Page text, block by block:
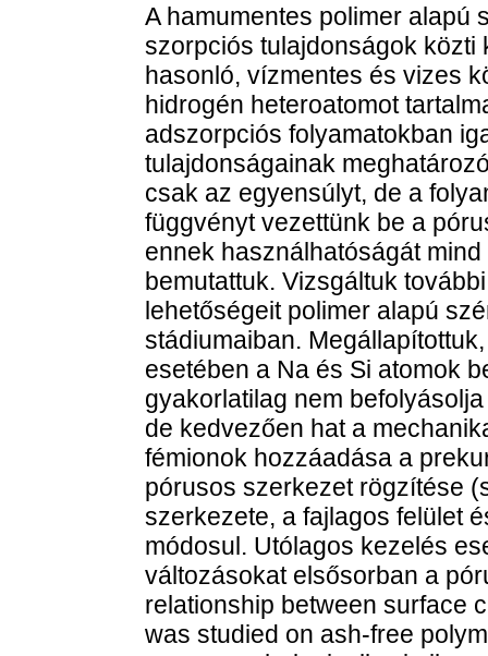
A hamumentes polimer alapú
szorpciós tulajdonságok közti
hasonló, vízmentes és vizes
hidrogén heteroatomot
adszorpciós folyamatokban
tulajdonságainak
csak az egyensúlyt, de a
függvényt vezettünk be a
ennek használhatóságát
bemutattuk. Vizsgáltuk
lehetőségeit polimer alapú
stádiumaiban.
esetében a Na és Si atomok
gyakorlatilag nem
de kedvezően hat a
fémionok hozzáadása a
pórusos szerkezet rögzítése
szerkezete, a fajlagos felület
módosul. Utólagos kezelés
változásokat elsősorban a
relationship between surface
was studied on ash-free